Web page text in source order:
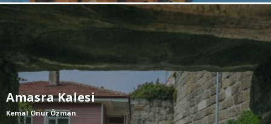
Amasra Kalesi
Kemal Onur Özman